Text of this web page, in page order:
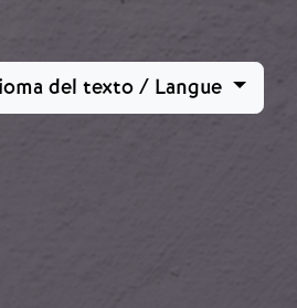
del texto / Langue